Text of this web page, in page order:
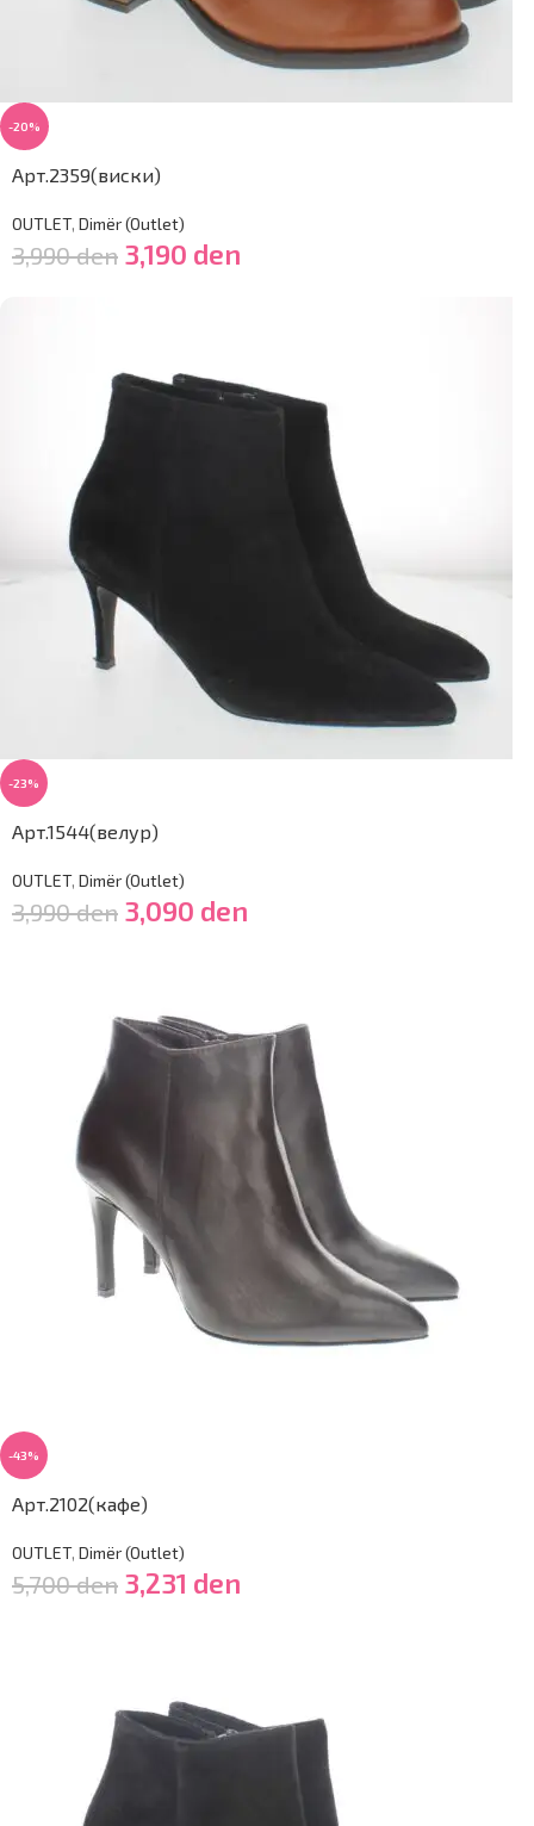
-20%
Арт.2359(виски)
OUTLET, Dimër (Outlet)
3,990den 3,190 den
-23%
Арт.1544(велур)
OUTLET, Dimër (Outlet)
3,990den 3,090 den
-43%
Арт.2102(кафе)
OUTLET, Dimër (Outlet)
5,700den 3,231 den